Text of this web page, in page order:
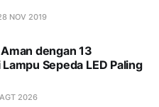
NOV 2019
dengan 13
Sepeda LED Paling
2026